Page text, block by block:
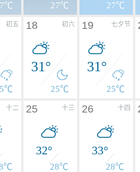
27℃ 27℃
初五 初六
18
31°
25℃
七夕节
19
31°
25℃
十二 十三
25
32°
28℃
十四
26
33°
28℃